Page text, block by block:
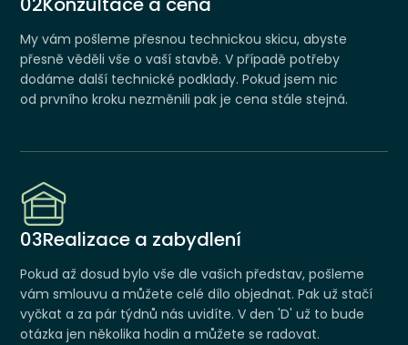
My vám pošleme přesnou technickou skicu, abyste
přesně věděli vše o vaší stavbě. V případě potřeby
dodáme další technické podklady. Pokud jsem nic
od prvního kroku nezměnili pak je cena stále stejná.
03Realizace a zabydlení
Pokud až dosud bylo vše dle vašich představ, pošleme
vám smlouvu a můžete celé dílo objednat. Pak už stačí
vyčkat a za pár týdnů nás uvidíte. V den 'D' už to bude
otázka jen několika hodin a můžete se radovat.